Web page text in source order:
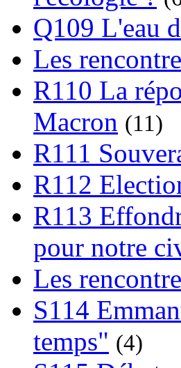
Q109 L'eau
Les
R110 La
Macron (11)
R111
R112
R113
pour notre
Les
S114
temps" (4)